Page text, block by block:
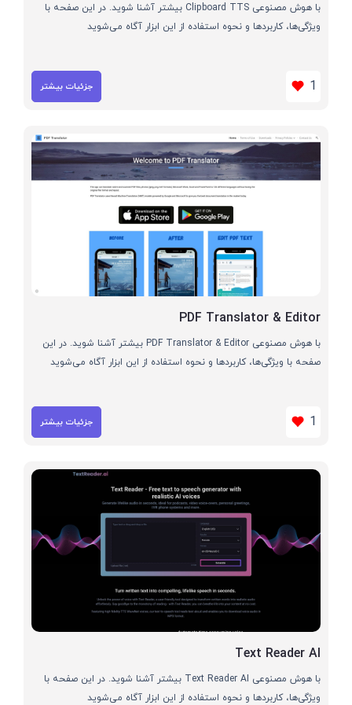
با هوش مصنوعی Clipboard TTS بیشتر آشنا شوید. در این صفحه با
ویژگی‌ها، کاربردها و نحوه استفاده از این ابزار آگاه می‌شوید
1 جزئیات بیشتر
PDF Translator & Editor
با هوش مصنوعی PDF Translator & Editor بیشتر آشنا شوید. در این
صفحه با ویژگی‌ها، کاربردها و نحوه استفاده از این ابزار آگاه می‌شوید
1 جزئیات بیشتر
Text Reader AI
با هوش مصنوعی Text Reader AI بیشتر آشنا شوید. در این صفحه با
ویژگی‌ها، کاربردها و نحوه استفاده از این ابزار آگاه می‌شوید